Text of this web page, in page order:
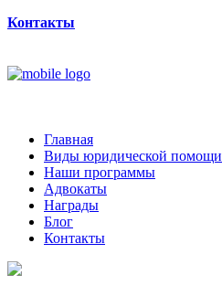
Контакты
Главная
Виды юридической помощи
Наши программы
Адвокаты
Награды
Блог
Контакты